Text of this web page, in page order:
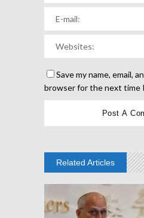
Save my name, email,
browser for the next time
Related Articles